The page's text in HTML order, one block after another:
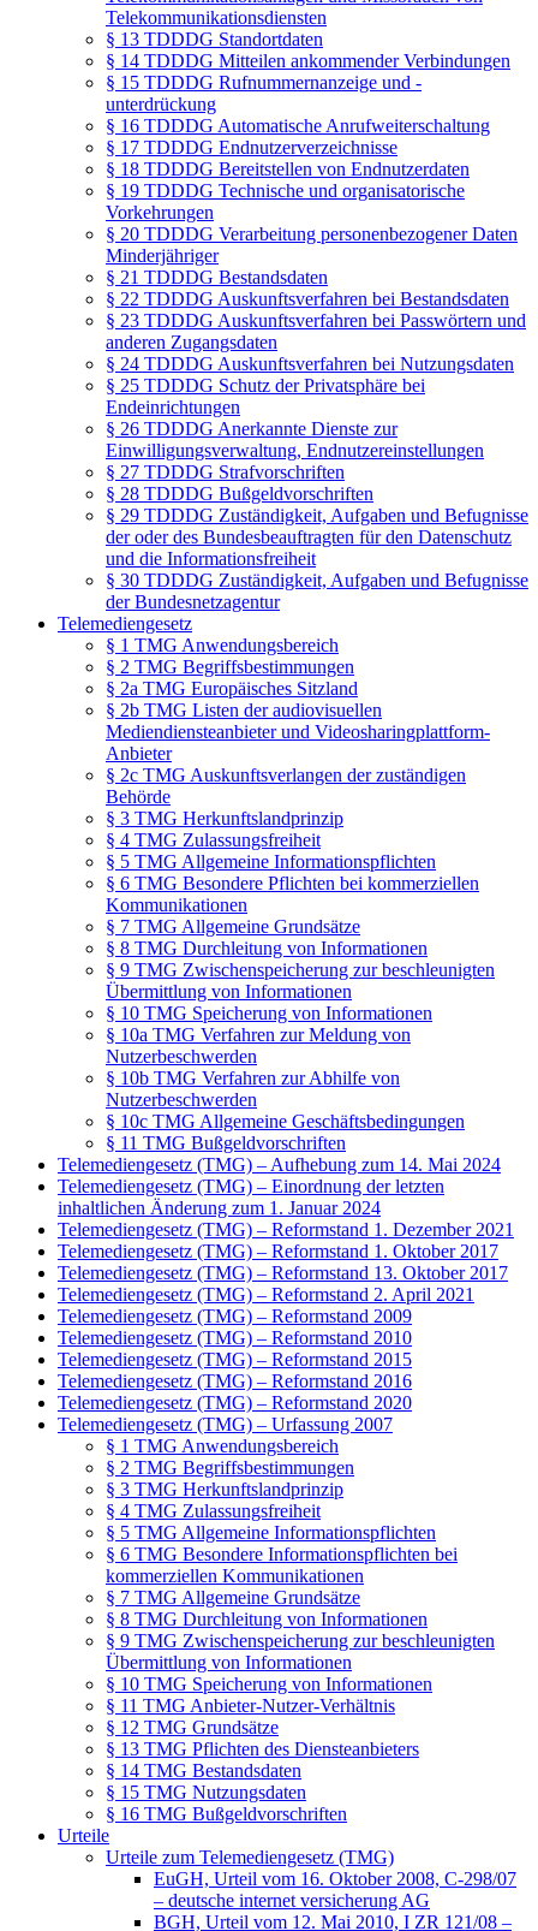
Telekommunikationsdiensten
§ 13 TDDDG Standortdaten
§ 14 TDDDG Mitteilen ankommender Verbindungen
§ 15 TDDDG Rufnummernanzeige und -
unterdrückung
§ 16 TDDDG Automatische Anrufweiterschaltung
§ 17 TDDDG Endnutzerverzeichnisse
§ 18 TDDDG Bereitstellen von Endnutzerdaten
§ 19 TDDDG Technische und organisatorische
Vorkehrungen
§ 20 TDDDG Verarbeitung personenbezogener Daten
Minderjähriger
§ 21 TDDDG Bestandsdaten
§ 22 TDDDG Auskunftsverfahren bei Bestandsdaten
§ 23 TDDDG Auskunftsverfahren bei Passwörtern und
anderen Zugangsdaten
§ 24 TDDDG Auskunftsverfahren bei Nutzungsdaten
§ 25 TDDDG Schutz der Privatsphäre bei
Endeinrichtungen
§ 26 TDDDG Anerkannte Dienste zur
Einwilligungsverwaltung, Endnutzereinstellungen
§ 27 TDDDG Strafvorschriften
§ 28 TDDDG Bußgeldvorschriften
§ 29 TDDDG Zuständigkeit, Aufgaben und Befugnisse
der oder des Bundesbeauftragten für den Datenschutz
und die Informationsfreiheit
§ 30 TDDDG Zuständigkeit, Aufgaben und Befugnisse
der Bundesnetzagentur
Telemediengesetz
§ 1 TMG Anwendungsbereich
§ 2 TMG Begriffsbestimmungen
§ 2a TMG Europäisches Sitzland
§ 2b TMG Listen der audiovisuellen
Mediendiensteanbieter und Videosharingplattform-
Anbieter
§ 2c TMG Auskunftsverlangen der zuständigen
Behörde
§ 3 TMG Herkunftslandprinzip
§ 4 TMG Zulassungsfreiheit
§ 5 TMG Allgemeine Informationspflichten
§ 6 TMG Besondere Pflichten bei kommerziellen
Kommunikationen
§ 7 TMG Allgemeine Grundsätze
§ 8 TMG Durchleitung von Informationen
§ 9 TMG Zwischenspeicherung zur beschleunigten
Übermittlung von Informationen
§ 10 TMG Speicherung von Informationen
§ 10a TMG Verfahren zur Meldung von
Nutzerbeschwerden
§ 10b TMG Verfahren zur Abhilfe von
Nutzerbeschwerden
§ 10c TMG Allgemeine Geschäftsbedingungen
§ 11 TMG Bußgeldvorschriften
Telemediengesetz (TMG) – Aufhebung zum 14. Mai 2024
Telemediengesetz (TMG) – Einordnung der letzten
inhaltlichen Änderung zum 1. Januar 2024
Telemediengesetz (TMG) – Reformstand 1. Dezember 2021
Telemediengesetz (TMG) – Reformstand 1. Oktober 2017
Telemediengesetz (TMG) – Reformstand 13. Oktober 2017
Telemediengesetz (TMG) – Reformstand 2. April 2021
Telemediengesetz (TMG) – Reformstand 2009
Telemediengesetz (TMG) – Reformstand 2010
Telemediengesetz (TMG) – Reformstand 2015
Telemediengesetz (TMG) – Reformstand 2016
Telemediengesetz (TMG) – Reformstand 2020
Telemediengesetz (TMG) – Urfassung 2007
§ 1 TMG Anwendungsbereich
§ 2 TMG Begriffsbestimmungen
§ 3 TMG Herkunftslandprinzip
§ 4 TMG Zulassungsfreiheit
§ 5 TMG Allgemeine Informationspflichten
§ 6 TMG Besondere Informationspflichten bei
kommerziellen Kommunikationen
§ 7 TMG Allgemeine Grundsätze
§ 8 TMG Durchleitung von Informationen
§ 9 TMG Zwischenspeicherung zur beschleunigten
Übermittlung von Informationen
§ 10 TMG Speicherung von Informationen
§ 11 TMG Anbieter-Nutzer-Verhältnis
§ 12 TMG Grundsätze
§ 13 TMG Pflichten des Diensteanbieters
§ 14 TMG Bestandsdaten
§ 15 TMG Nutzungsdaten
§ 16 TMG Bußgeldvorschriften
Urteile
Urteile zum Telemediengesetz (TMG)
EuGH, Urteil vom 16. Oktober 2008, C-298/07
– deutsche internet versicherung AG
BGH, Urteil vom 12. Mai 2010, I ZR 121/08 –